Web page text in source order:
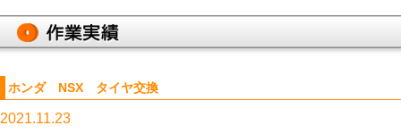
ホンダ NSX タイヤ交換
2021.11.23